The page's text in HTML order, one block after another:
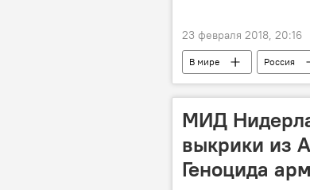
23 февраля 2018, 20:16
В мире Россия
МИД
выкрики из
Геноцида